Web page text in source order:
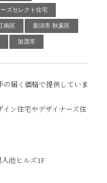
ズセレクト住宅
南区 新潟市 秋葉区
加茂市
届く価格で提供していま
ン住宅やデザイナーズ住
池ヒルズ1F